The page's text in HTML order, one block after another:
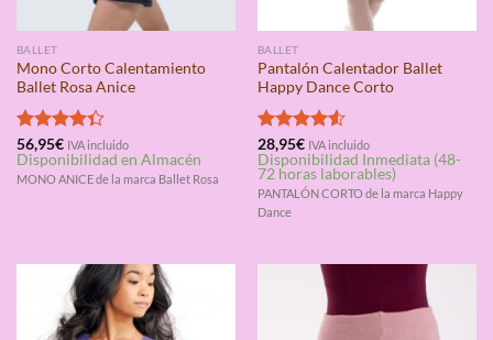
BALLET
Mono Corto Calentamiento
Ballet Rosa Anice
Valorado
con4.33
de 5
56,95€ IVA incluido
Disponibilidad en Almacén
MONO ANICE de la marca Ballet Rosa
BALLET
Pantalón Calentador Ballet
Happy Dance Corto
Valorado
con4.50
de 5
28,95€ IVA incluido
Disponibilidad Inmediata (48-
72 horas laborables)
PANTALÓN CORTO de la marca Happy
Dance